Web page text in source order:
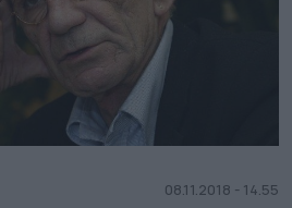
08.11.2018 - 14.55